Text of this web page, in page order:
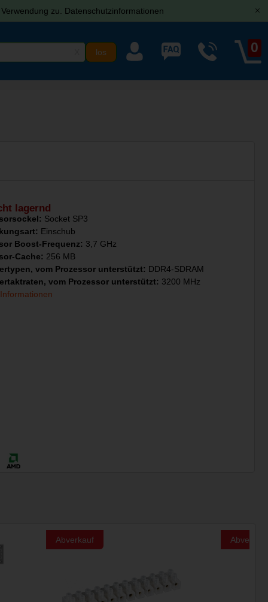
zu. Datenschutzinformationen [x]
0
lagernd
Socket SP3
Einschub
Boost-Frequenz: 3,7 GHz
Cache: 256 MB
vom Prozessor unterstützt: DDR4-SDRAM
vom Prozessor unterstützt: 3200 MHz
Abverkauf Abverkauf